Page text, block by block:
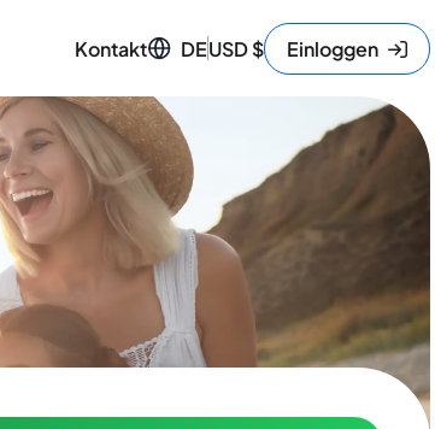
Kontakt DEUSD$ Einloggen